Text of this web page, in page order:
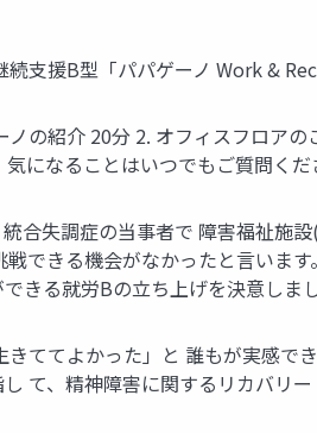
続支援B型「パパゲーノ Work &
ノの紹介 20分 2. オフィスフロア
になることはいつでもご質問くだ
合失調症の当事者で 障害福祉施
できる機会がなかったと言いま
きる就労Bの立ち上げを決意しまし
きててよかった」と 誰もが実感で
て、精神障害に関するリカバリ